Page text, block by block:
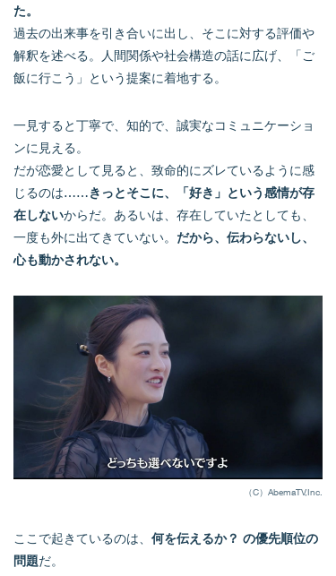
た。
過去の出来事を引き合いに出し、そこに対する評価や
解釈を述べる。人間関係や社会構造の話に広げ、「ご
飯に行こう」という提案に着地する。
一見すると丁寧で、知的で、誠実なコミュニケーショ
ンに見える。
だが恋愛として見ると、致命的にズレているように感
じるのは……きっとそこに、「好き」という感情が存
在しないからだ。あるいは、存在していたとしても、
一度も外に出てきていない。 だから、伝わらないし、
心も動かされない。
（C）AbemaTV,Inc.
ここで起きているのは、 何を伝えるか？ の優先順位の
問題だ。